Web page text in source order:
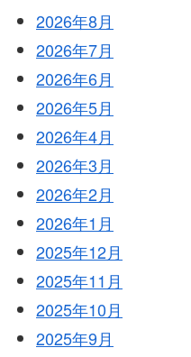
2026年8月
2026年7月
2026年6月
2026年5月
2026年4月
2026年3月
2026年2月
2026年1月
2025年12月
2025年11月
2025年10月
2025年9月